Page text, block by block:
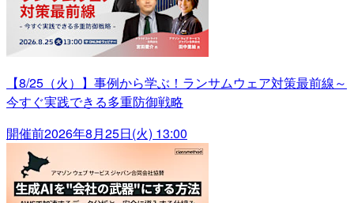
【8/25（火）】事例から学ぶ！ランサムウェア対策最前線～
今すぐ実践できる多重防御戦略
開催前2026年8月25日(火) 13:00